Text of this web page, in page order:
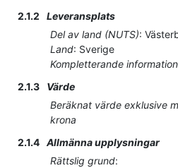
2.1.2
Leveransplats
Del av land (NUTS):
Land: Sverige
Kompletterande information
2.1.3
Värde
Beräknat värde exklusive
krona
2.1.4 Allmänna upplysningar
Rättslig grund: